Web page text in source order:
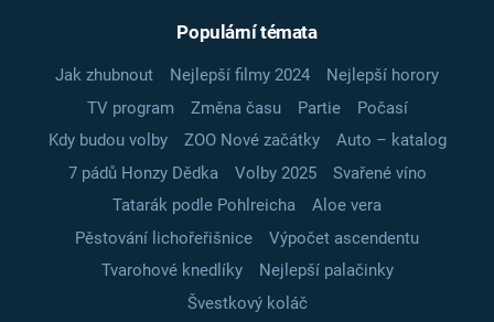
Populární témata
Jak zhubnout Nejlepší filmy 2024
Nejlepší horory
TV program
Změna času Partie
Počasí
Kdy budou volby
ZOO Nové začátky
Auto – katalog
7 pádů Honzy Dědka
Volby 2025
Svařené víno
Tatarák podle Pohlreicha
Aloe vera
Pěstování lichořeřišnice
Výpočet ascendentu
Tvarohové knedlíky
Nejlepší palačinky
Švestkový koláč